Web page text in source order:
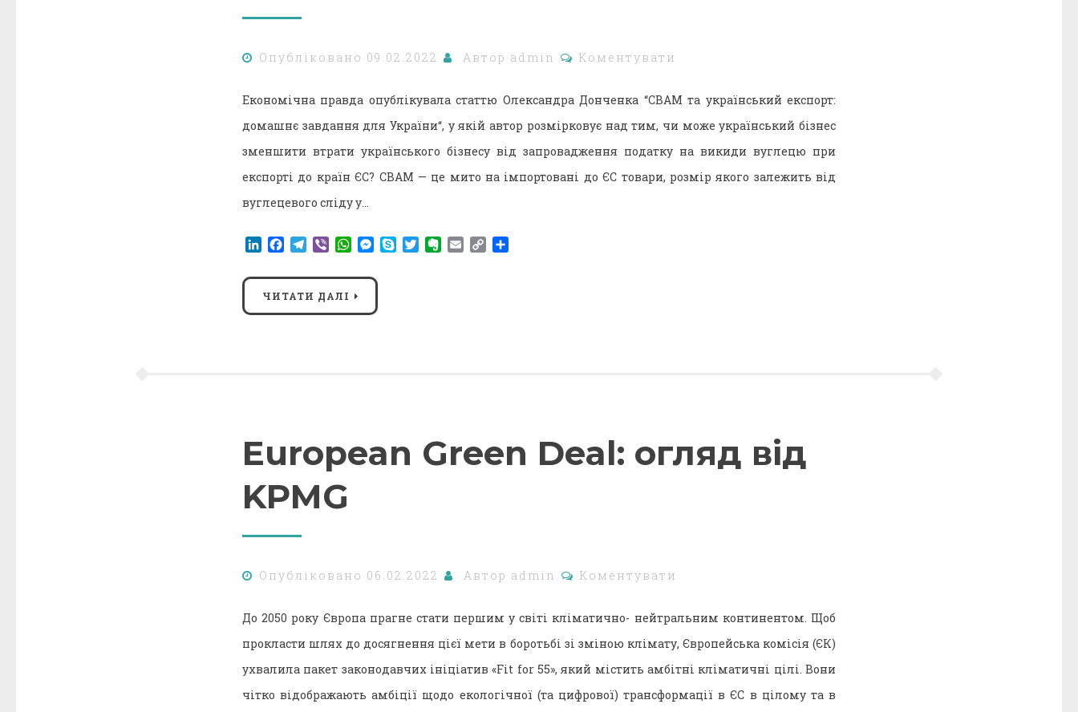
Опубліковано 09.02.2022 Автор admin Коментувати
Економічна правда опублікувала статтю Олександра Донченка “СВАМ та український експорт:
домашнє завдання для України“, у якій автор розмірковує над тим, чи може український бізнес
зменшити втрати українського бізнесу від запровадження податку на викиди вуглецю при
експорті до країн ЄС? CBAM — це мито на імпортовані до ЄС товари, розмір якого залежить від
вуглецевого сліду у…
LinkedIn
Facebook
Telegram
ViberWhatsApp
Messenger
SkypeTwitterEvernote
EmailCopy
ЧИТАТИ ДАЛІ
European Green Deal: огляд від
KPMG
Опубліковано 06.02.2022 Автор admin Коментувати
До 2050 року Європа прагне стати першим у світі кліматично- нейтральним континентом. Щоб
прокласти шлях до досягнення цієї мети в боротьбі зі зміною клімату, Європейська комісія (ЄК)
ухвалила пакет законодавчих ініціатив «Fit for 55», який містить амбітні кліматичні цілі. Вони
чітко відображають амбіції щодо екологічної (та цифрової) трансформації в ЄС в цілому та в